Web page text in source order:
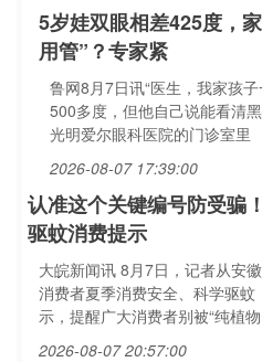
5岁娃双眼相差425度，
用管”？专家紧
鲁网8月7日讯“医生，我家孩
500多度，但他自己说能看清
光明爱尔眼科医院的门诊室里
2026-08-07 17:39:00
认准这个关键编号防受骗
驱蚊消费提示
大皖新闻讯 8月7日，记者从安
消费者夏季消费安全、科学驱
示，提醒广大消费者别被“纯植物
2026-08-07 20:57:00